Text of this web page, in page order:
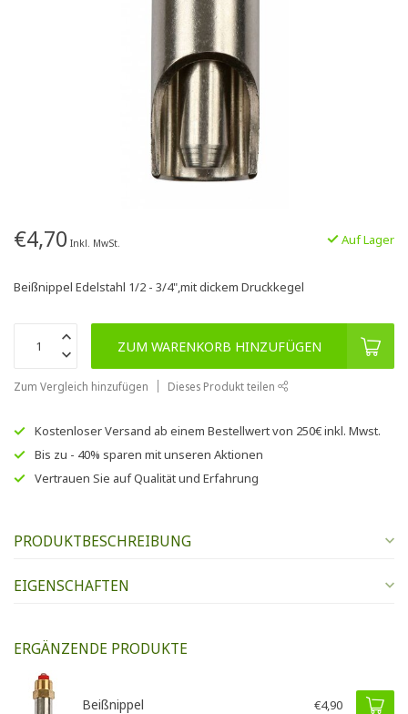
€4,70 Inkl. MwSt. Auf Lager
Beißnippel Edelstahl 1/2 - 3/4",mit dickem Druckkegel
ZUM WARENKORB HINZUFÜGEN
Zum Vergleich hinzufügen Dieses Produkt teilen
Kostenloser Versand ab einem Bestellwert von 250€inkl. Mwst.
Bis zu - 40% sparen mit unseren Aktionen
Vertrauen Sie aufQualität und Erfahrung
PRODUKTBESCHREIBUNG
EIGENSCHAFTEN
ERGÄNZENDE PRODUKTE
Beißnippel €4,90